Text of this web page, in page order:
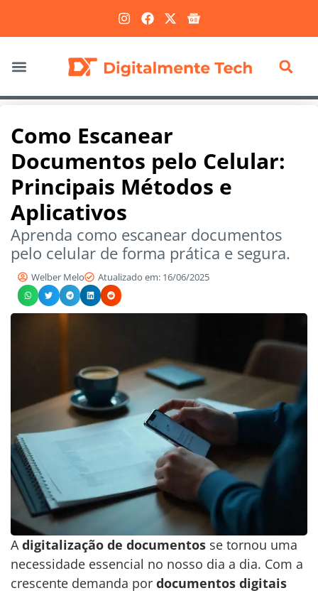
Como Escanear
Documentos pelo Celular:
Principais Métodos e
Aplicativos
Aprenda como escanear documentos
pelo celular de forma prática e segura.
Welber Melo Atualizado em: 16/06/2025
Adigitalização de documentos se tornou uma
necessidade essencial no nosso dia a dia. Com a
crescente demanda por documentos digitais